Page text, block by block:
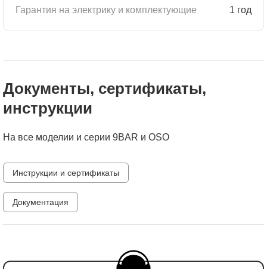
Гарантия на электрику и комплектующие 1 год
Документы, сертификаты,
инструкции
На все моделии и серии 9BAR и OSO
Инструкции и сертификаты
Документация